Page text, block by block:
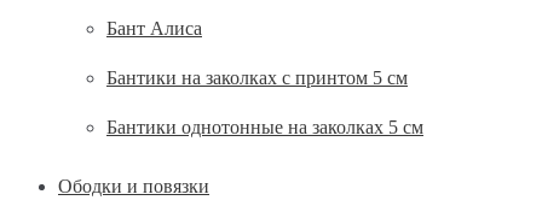
Бант Алиса
Бантики на заколках с принтом 5 см
Бантики однотонные на заколках 5 см
Ободки и повязки